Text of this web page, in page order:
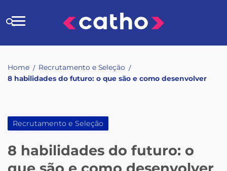
to
Buscar
Home / Recrutamento e Seleção /
8 habilidades do futuro: o que são e como desenvolver
Recrutamento e Seleção
8 habilidades do futuro: o